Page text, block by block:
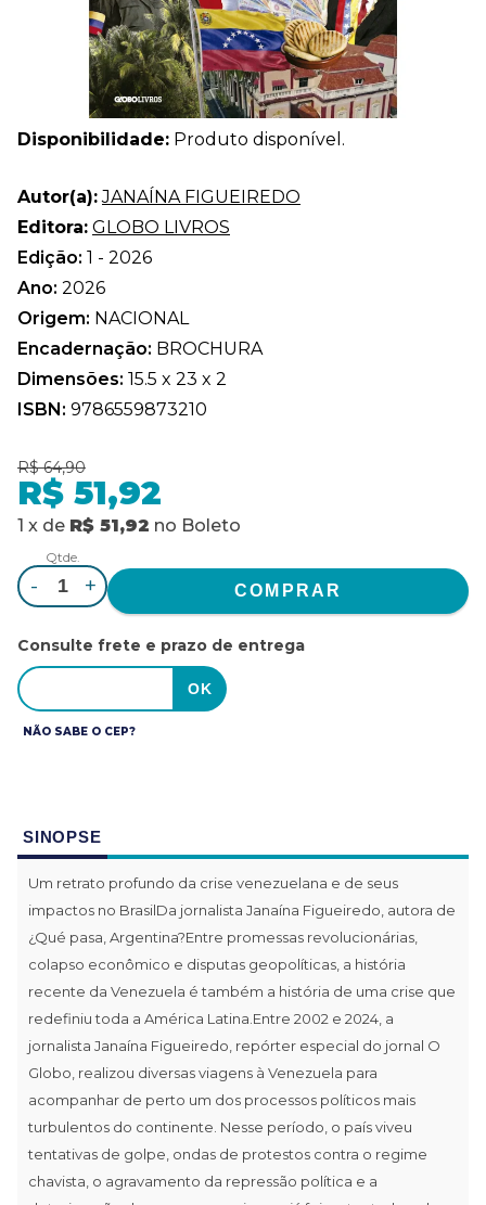
Disponibilidade: Produto disponível.
Autor(a): JANAÍNA FIGUEIREDO
Editora: GLOBO LIVROS
Edição: 1 - 2026
Ano: 2026
Origem: NACIONAL
Encadernação: BROCHURA
Dimensões: 15.5 x 23 x 2
ISBN: 9786559873210
R$ 64,90
R$ 51,92
1 x de R$ 51,92 no Boleto
Qtde.
- +
Consulte frete e prazo de entrega
NÃO SABE O CEP?
SINOPSE
Um retrato profundo da crise venezuelana e de seus
impactos no BrasilDa jornalista Janaína Figueiredo, autora de
¿Qué pasa, Argentina?Entre promessas revolucionárias,
colapso econômico e disputas geopolíticas, a história
recente da Venezuela é também a história de uma crise que
redefiniu toda a América Latina.Entre 2002 e 2024, a
jornalista Janaína Figueiredo, repórter especial do jornal O
Globo, realizou diversas viagens à Venezuela para
acompanhar de perto um dos processos políticos mais
turbulentos do continente. Nesse período, o país viveu
tentativas de golpe, ondas de protestos contra o regime
chavista, o agravamento da repressão política e a